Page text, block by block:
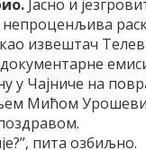
Јасно и
извештач
у Чајниче на
Мићом
пита озбиљно.